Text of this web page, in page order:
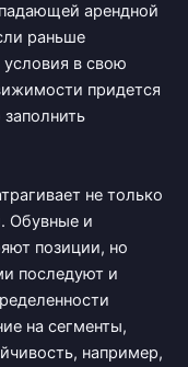
арендной
раньше
в свою
придется
не только
Обувные и
позиции, но
последуют и
на сегменты,
например,